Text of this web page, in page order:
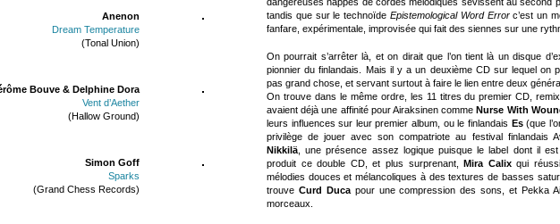
Anenon
Dream Temperature
(Tonal Union)
Bouve & Delphine Dora
Vent d’Aether
(Hallow Ground)
Simon Goff
Sparks
(Grand Chess Records)
tandis que sur le technoïde Epistemological Word Errorc’est un
fanfare, expérimentale, improvisée qui fait des siennes sur une
On pourrait s’arrêter là, et on dirait que l’on tient là un disque
pionnier du finlandais. Mais il y a un deuxième CD sur lequel on
pas grand chose, et servant surtout à faire le lien entre deux
On trouve dans le même ordre, les 11 titres du premier CD,
avaient déjà une affinité pour Airaksinen commeNurse With
leurs influences sur leur premier album, ou le finlandais Es(que
privilège de jouer avec son compatriote au festival finlandais
Nikkilä , une présence assez logique puisque le label dont il est
produit ce double CD, et plus surprenant,Mira Calixqui
mélodies douces et mélancoliques à des textures de basses
trouve Curd Ducapour une compression des sons, et Pekka
morceaux.